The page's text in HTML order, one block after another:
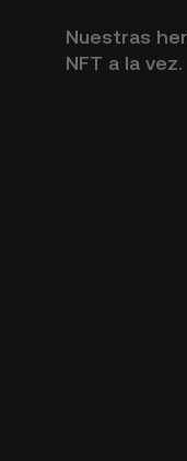
Nuestras
NFT a la vez.